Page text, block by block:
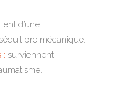
d’une
mécanique.
: surviennent